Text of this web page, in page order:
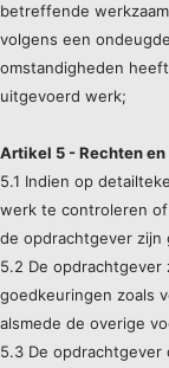
betreffende
volgens een
omstandigheden
uitgevoerd werk;
Artikel 5 - Rechten
5.1 Indien op
werk te controleren
de opdrachtgever
5.2 De
goedkeuringen zoals
alsmede de overige
5.3 De